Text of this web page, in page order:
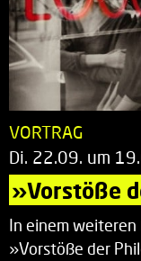
VORTRAG
Di. 22.09. um
»Vorstöße
In einem
»Vorstöße der